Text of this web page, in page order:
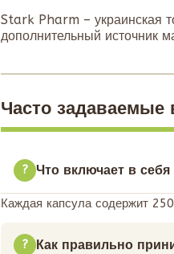
Stark Pharm – украинская
дополнительный источник
Часто задаваемые
Что включает в
Каждая капсула содержит
Как правильно